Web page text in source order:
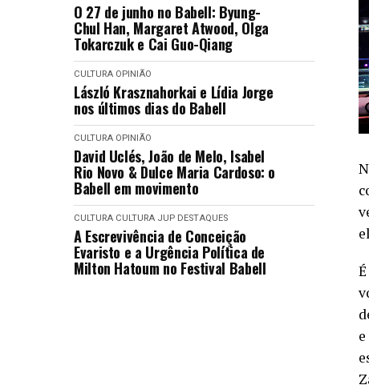
O 27 de junho no Babell: Byung-
Chul Han, Margaret Atwood, Olga
Tokarczuk e Cai Guo-Qiang
CULTURA OPINIÃO
László Krasznahorkai e Lídia Jorge
nos últimos dias do Babell
CULTURA OPINIÃO
David Uclés, João de Melo, Isabel
Rio Novo & Dulce Maria Cardoso: o
Babell em movimento
CULTURA CULTURA JUP DESTAQUES
A Escrevivência de Conceição
Evaristo e a Urgência Política de
Milton Hatoum no Festival Babell